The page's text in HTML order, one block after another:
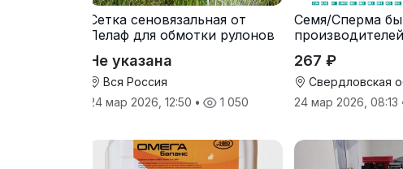
Сетка сеновязальная от
Лелаф для обмотки рулонов
Не указана
Вся Россия
24 мар 2026, 12:50 • 1 050
Семя/Сперма
производителей
267 ₽
Свердловская
24 мар 2026, 08:13